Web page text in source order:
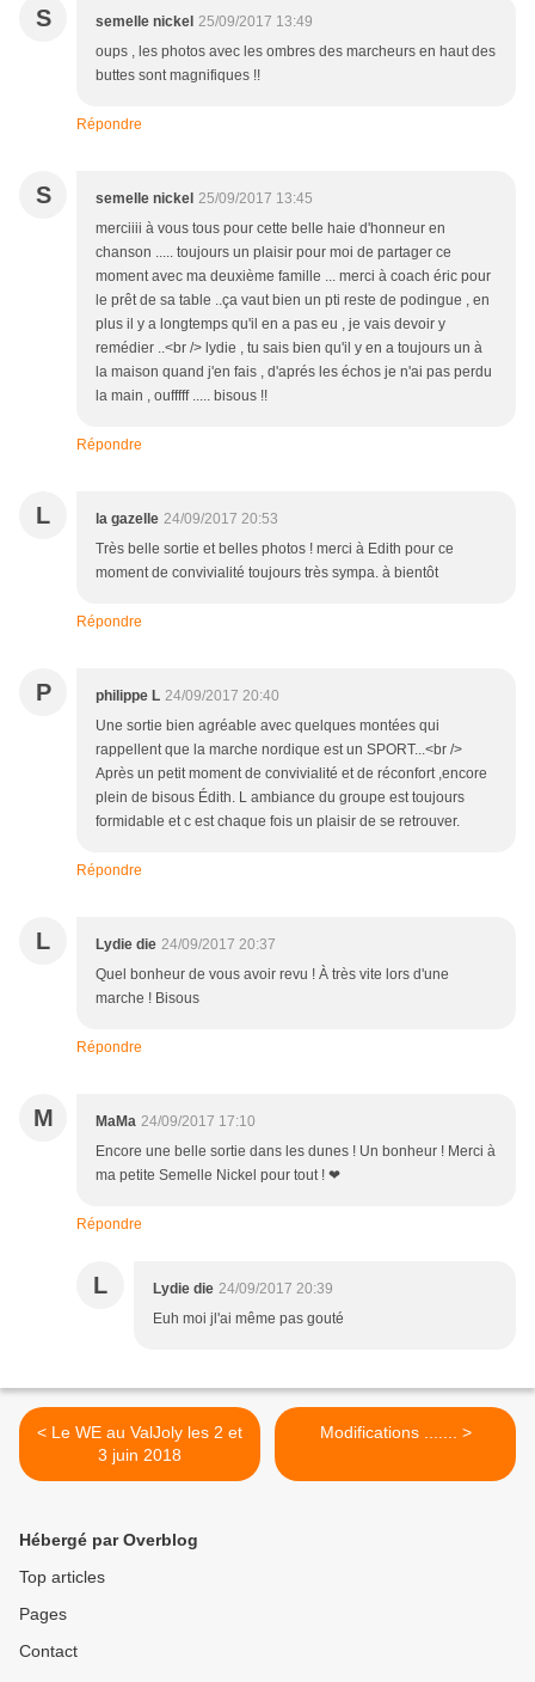
S semelle nickel 25/09/2017 13:49
oups , les photos avec les ombres des marcheurs en haut des
buttes sont magnifiques !!
Répondre
S semelle nickel 25/09/2017 13:45
merciiii à vous tous pour cette belle haie d'honneur en
chanson ..... toujours un plaisir pour moi de partager ce
moment avec ma deuxième famille ... merci à coach éric pour
le prêt de sa table ..ça vaut bien un pti reste de podingue , en
plus il y a longtemps qu'il en a pas eu , je vais devoir y
remédier ..<br /> lydie , tu sais bien qu'il y en a toujours un à
la maison quand j'en fais , d'aprés les échos je n'ai pas perdu
la main , oufffff ..... bisous !!
Répondre
L la gazelle 24/09/2017 20:53
Très belle sortie et belles photos ! merci à Edith pour ce
moment de convivialité toujours très sympa. à bientôt
Répondre
P philippe L 24/09/2017 20:40
Une sortie bien agréable avec quelques montées qui
rappellent que la marche nordique est un SPORT...<br />
Après un petit moment de convivialité et de réconfort ,encore
plein de bisous Édith. L ambiance du groupe est toujours
formidable et c est chaque fois un plaisir de se retrouver.
Répondre
L Lydie die 24/09/2017 20:37
Quel bonheur de vous avoir revu ! À très vite lors d'une
marche ! Bisous
Répondre
M MaMa 24/09/2017 17:10
Encore une belle sortie dans les dunes ! Un bonheur ! Merci à
ma petite Semelle Nickel pour tout ! ❤
Répondre
L Lydie die 24/09/2017 20:39
Euh moi jl'ai même pas gouté
< Le WE au ValJoly les 2 et
3 juin 2018
Modifications ....... >
Hébergé par Overblog
Top articles
Pages
Contact